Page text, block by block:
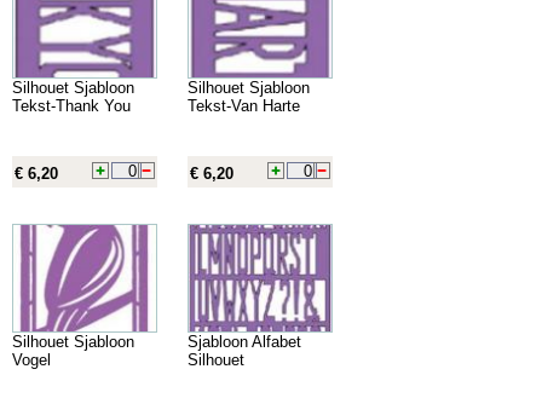
Silhouet Sjabloon
Tekst-Thank You
€ 6,20
Silhouet Sjabloon
Tekst-Van Harte
€ 6,20
Silhouet Sjabloon
Vogel
Sjabloon Alfabet
Silhouet